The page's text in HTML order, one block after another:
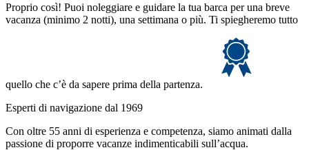
Proprio così! Puoi noleggiare e guidare la tua barca per una breve
vacanza (minimo 2 notti), una settimana o più. Ti spiegheremo tutto
quello che c’è da sapere prima della partenza.
Esperti di navigazione dal 1969
Con oltre 55 anni di esperienza e competenza, siamo animati dalla
passione di proporre vacanze indimenticabili sull’acqua.